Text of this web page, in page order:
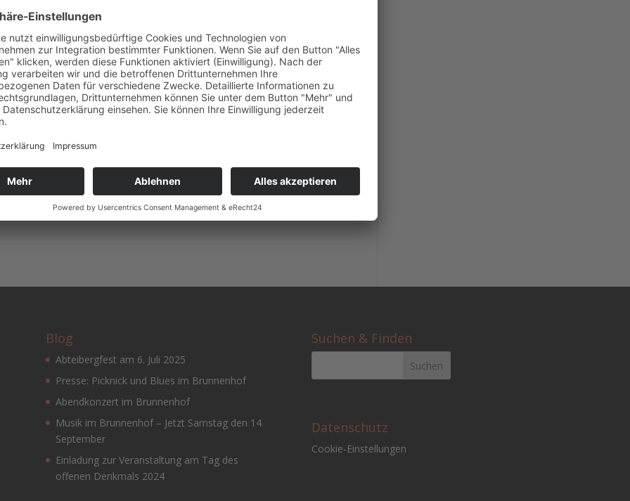
JETZT SAMSTAG DEN 14.
2024. Um 18:15 Uhr findet die Eucharistiefeier in der
„pro vocale lyra – melodia“ statt. Um 19:15 Uhr findet dann ein
Blog
Abteibergfest am 6. Juli 2025
Presse: Picknick und Blues im Brunnenhof
Abendkonzert im Brunnenhof
Musik im Brunnenhof – Jetzt Samstag den 14.
September
Einladung zur Veranstaltung am Tag des
offenen Denkmals 2024
Suchen & Finden
Datenschutz
Cookie-Einstellungen